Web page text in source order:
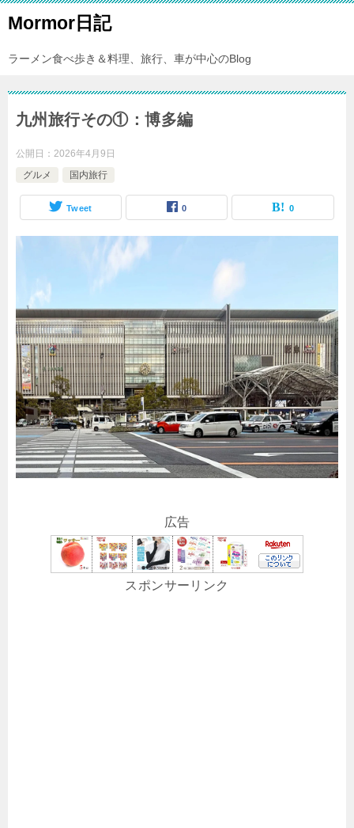
Mormor日記
ラーメン食べ歩き＆料理、旅行、車が中心のBlog
九州旅行その①：博多編
公開日： 2026年4月9日
グルメ
国内旅行
Tweet 0 0
広告
スポンサーリンク